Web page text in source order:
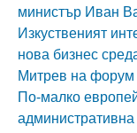
министър Иван
Изкуственият
нова бизнес
Митрев на форум
По-малко
административна